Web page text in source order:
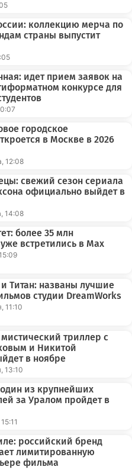
коллекцию мерча по
страны выпустит
идет прием заявок на
конкурсе для
городское
в Москве в 2026
12:08
свежий сезон сериала
официально выйдет в
14:08
более 35 млн
встретились в Max
Титан: названы лучшие
студии DreamWorks
11:10
триллер с
и Никитой
в ноябре
13:10
из крупнейших
за Уралом пройдет в
российский бренд
лимитированную
фильма